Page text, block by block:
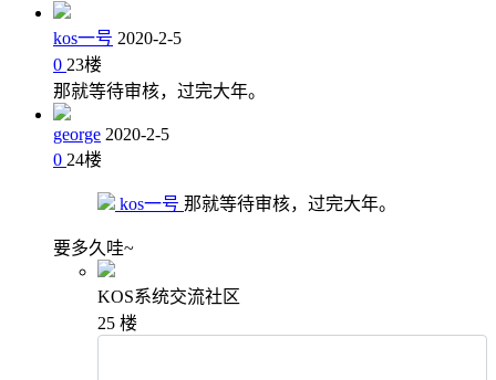
kos一号 2020-2-5
0 23楼
那就等待审核，过完大年。
george 2020-2-5
0 24楼
kos一号 那就等待审核，过完大年。
要多久哇~
KOS系统交流社区
25 楼